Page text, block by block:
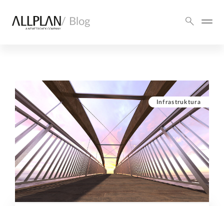
/ Blog
Infrastruktura